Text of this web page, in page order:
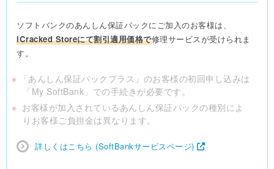
ソフトバンクのあんしん保証パックにご加入のお客様は、
iCracked Storeにて割引適用価格で修理サービスが受けられま
す。
※
「あんしん保証パックプラス」のお客様の初回申し込みは
「My SoftBank」での手続きが必要です。
※ お客様が加入されているあんしん保証パックの種別によ
りお客様ご負担金は異なります。
詳しくはこちら (SoftBankサービスページ)